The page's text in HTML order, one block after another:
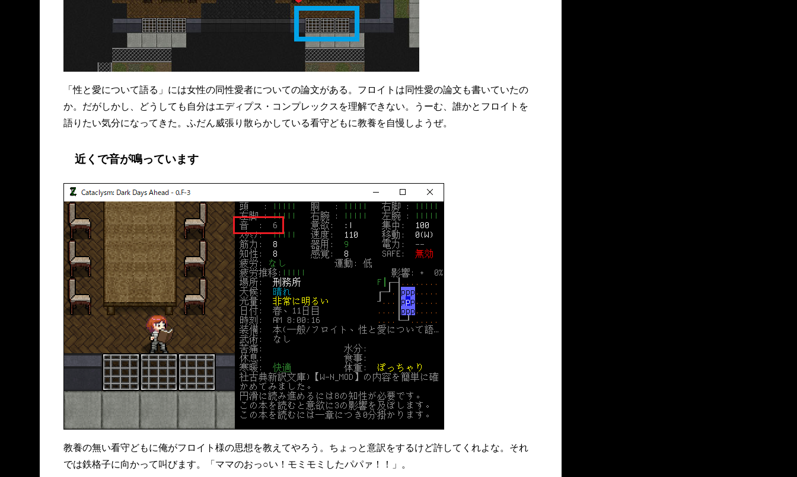
「性と愛について語る」には女性の同性愛者についての論文がある。フロイトは同性愛の論文も書いていたの
か。だがしかし、どうしても自分はエディプス・コンプレックスを理解できない。うーむ、誰かとフロイトを
語りたい気分になってきた。ふだん威張り散らかしている看守どもに教養を自慢しようぜ。
近くで音が鳴っています
教養の無い看守どもに俺がフロイト様の思想を教えてやろう。ちょっと意訳をするけど許してくれよな。それ
では鉄格子に向かって叫びます。「ママのおっ○い！モミモミしたパパァ！！」。